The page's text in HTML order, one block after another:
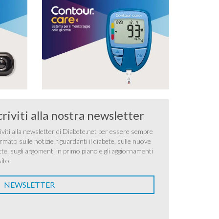
alla nostra newsletter
alla newsletter di Diabete.net per essere sempre
sulle notizie riguardanti il diabete, sulle nuove
sugli argomenti in primo piano e gli aggiornamenti
NEWSLETTER